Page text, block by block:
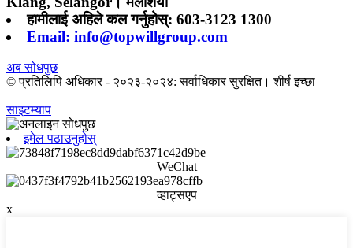
हामीलाई अहिले कल गर्नुहोस्: 603-3123 1300
Email: info@topwillgroup.com
अब सोधपुछ
© प्रतिलिपि अधिकार - २०२३-२०२४: सर्वाधिकार सुरक्षित। शीर्ष इच्छा
साइटम्याप
इमेल पठाउनुहोस्
WeChat
व्हाट्सएप
x